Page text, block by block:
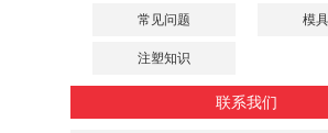
常见问题 模
注塑知识
联系我们